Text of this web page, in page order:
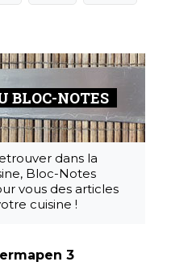
BLOC-NOTES
dans la
Bloc-Notes
vous des articles
cuisine !
3